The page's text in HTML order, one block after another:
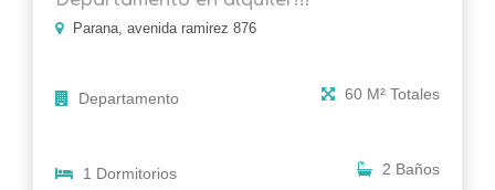
Parana, avenida ramirez 876
Departamento 60 M² Totales
1 Dormitorios 2 Baños